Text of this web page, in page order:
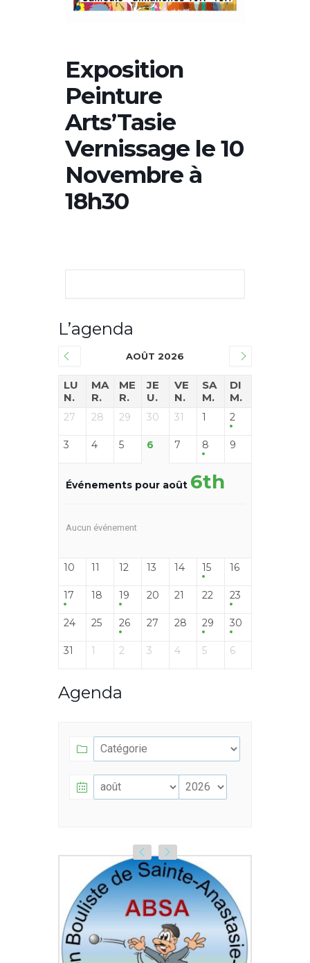
Exposition
Peinture
Arts’Tasie
Vernissage le 10
Novembre à
18h30
L’agenda
AOÛT 2026
LU
N.
MA
R.
ME
R.
JE
U.
VE
N.
SA
M.
DI
M.
27 28 29 30 31 1 2
3 4 5 6 7 8 9
Événements pour août 6th
Aucun événement
10 11 12 13 14 15 16
17 18 19 20 21 22 23
24 25 26 27 28 29 30
31 1 2 3 4 5 6
Agenda